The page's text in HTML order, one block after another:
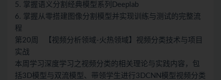
5. 掌握语义分割经典模型系列Deeplab
6. 掌握从零搭建图像分割模型并实现训练与测试的完整流
程
第20周 【视频分析领域-火热领域】视频分类技术与项目
实战
本周学习深度学习之视频分类的相关理论与实践内容，包
括3D模型与双流模型、带领学生进行3DCNN模型视频分类